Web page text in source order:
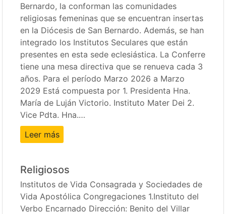
Bernardo, la conforman las comunidades
religiosas femeninas que se encuentran insertas
en la Diócesis de San Bernardo. Además, se han
integrado los Institutos Seculares que están
presentes en esta sede eclesiástica. La Conferre
tiene una mesa directiva que se renueva cada 3
años. Para el período Marzo 2026 a Marzo
2029 Está compuesta por 1. Presidenta Hna.
María de Luján Victorio. Instituto Mater Dei 2.
Vice Pdta. Hna.…
Leer más
Religiosos
Institutos de Vida Consagrada y Sociedades de
Vida Apostólica Congregaciones 1.Instituto del
Verbo Encarnado Dirección: Benito del Villar